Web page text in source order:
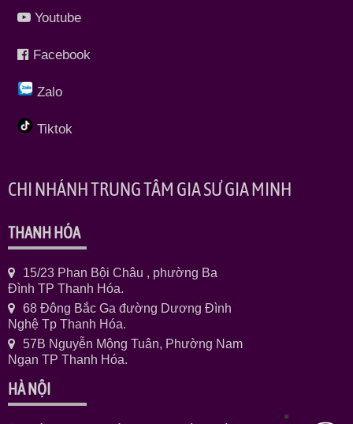
Youtube
Facebook
Zalo
Tiktok
CHI NHÁNH TRUNG TÂM GIA SƯ GIA MINH
THANH HÓA
15/23 Phan Bội Châu , phường Ba
Đình TP Thanh Hóa.
68 Đông Bắc Ga đường Dương Đình
Nghệ Tp Thanh Hóa.
57B Nguyễn Mộng Tuân, Phường Nam
Ngạn TP Thanh Hóa.
HÀ NỘI